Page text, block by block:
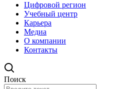
Цифровой регион
Учебный центр
Карьера
Медиа
О компании
Контакты
Поиск